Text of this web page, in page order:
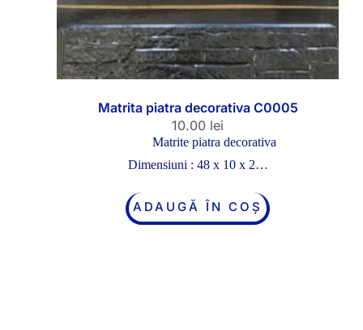
Matrita piatra decorativa C0005
10.00 lei
Matrite piatra decorativa
Dimensiuni : 48 x 10 x 2…
ADAUGĂ ÎN COȘ